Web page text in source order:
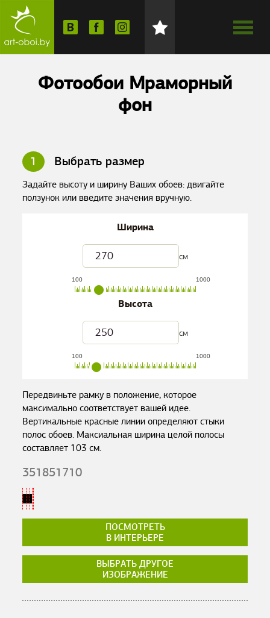
Фотообои Мраморный
фон
1 Выбрать размер
Задайте высоту и ширину Ваших обоев: двигайте
ползунок или введите значения вручную.
Ширина
см
100 1000
Высота
см
100 1000
Передвиньте рамку в положение, которое
максимально соответствует вашей идее.
Вертикальные красные линии определяют стыки
полос обоев. Максиальная ширина целой полосы
составляет 103 см.
351851710
ПОСМОТРЕТЬ
В ИНТЕРЬЕРЕ
ВЫБРАТЬ ДРУГОЕ
ИЗОБРАЖЕНИЕ